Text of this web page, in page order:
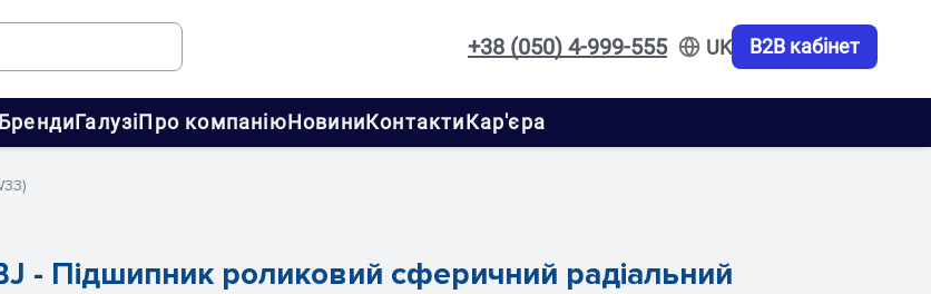
+38 (050) 4-999-555 UK B2B кабінет
БрендиГалузіПро компаніюНовиниКонтактиКар'єра
- Підшипник роликовий сферичний радіальний